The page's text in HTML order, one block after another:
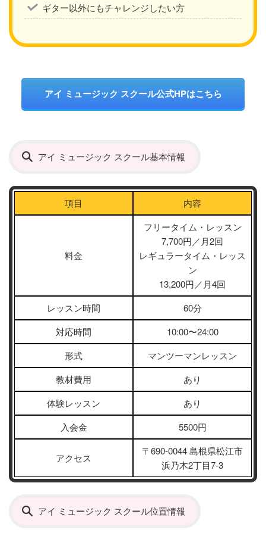
ギター以外にもチャレンジしたい方
アイ ミュージック スクール公式HPはこちら
アイ ミュージック スクール基本情報
項目 内容
料金
フリータイム・レッスン
7,700円／月2回
レギュラータイム・レッス
ン
13,200円／月4回
レッスン時間
60分
対応時間
10:00〜24:00
形式
マンツーマンレッスン
教材費用
あり
体験レッスン
あり
入会金
5500円
アクセス
〒690-0044 島根県松江市
浜乃木2丁目7-3
アイ ミュージック スクール位置情報